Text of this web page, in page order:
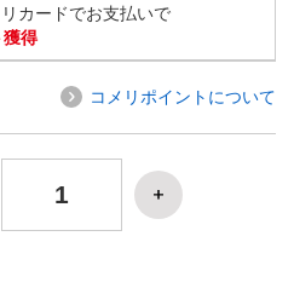
カードでお支払いで
獲得
コメリポイントについて